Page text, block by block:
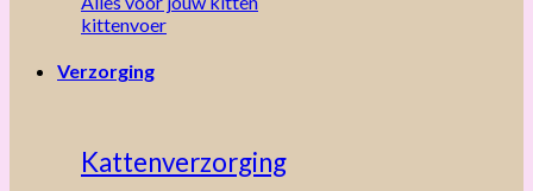
kittenvoer
Verzorging
Kattenverzorging